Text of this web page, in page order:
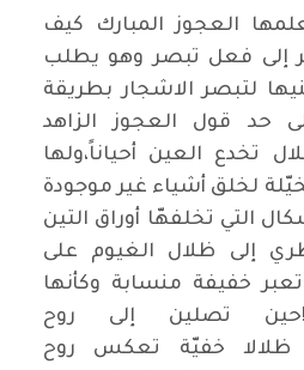
العجوز المبارك كيف
إلى فعل تبصر وهو يطلب
لتبصر الاشجار بطريقة
حد قول العجوز الزاهد
تخدع العين أحياناً،ولها
لخلق أشياء غير موجودة
التي تخلفهّا أوراق التين
إلى ظلال الغيوم على
خفيفة منسابة وكأنها
تصلين إلى روح
ظلالا خفيّة تعكس روح